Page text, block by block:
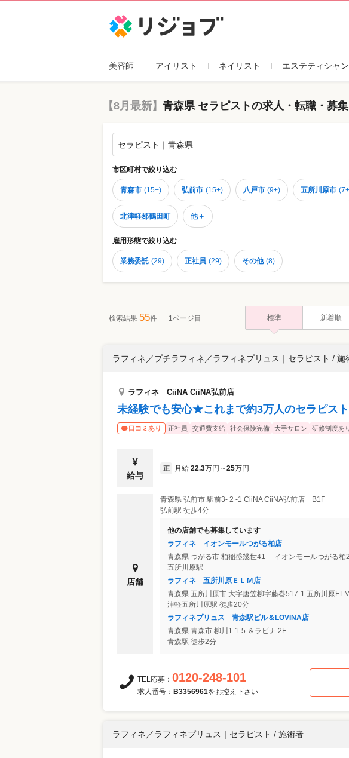
美容師 アイリスト ネイリスト エステティシャン
【8月最新】 青森県 セラピストの求人・転職・募集
セラピスト｜青森県
市区町村で絞り込む
青森市 (15+) 弘前市 (15+) 八戸市 (9+) 五所川原市 (7+
北津軽郡鶴田町 他＋
雇用形態で絞り込む
業務委託 (29) 正社員 (29) その他 (8)
検索結果 55件 1ページ目 標準 新着順
ラフィネ／プチラフィネ／ラフィネプリュス ｜ セラピスト / 施
ラフィネ CiiNA CiiNA弘前店
未経験でも安心★これまで約3万人のセラピス
口コミあり 正社員 交通費支給 社会保険完備 大手サロン 研修制度あ
給与
正 月給 22.3万円 ~ 25万円
店舗
青森県 弘前市 駅前3- 2 -1 CiiNA CiiNA弘前店 B1F
弘前駅 徒歩4分
他の店舗でも募集しています
ラフィネ イオンモールつがる柏店
青森県 つがる市 柏稲盛幾世41 イオンモールつがる柏
五所川原駅
ラフィネ 五所川原ＥＬＭ店
青森県 五所川原市 大字唐笠柳字藤巻517-1 五所川原
津軽五所川原駅 徒歩20分
ラフィネプリュス 青森駅ビル＆LOVINA店
青森県 青森市 柳川1-1-5 ＆ラビナ 2F
青森駅 徒歩2分
TEL応募： 0120-248-101
求人番号： B3356961をお控え下さい
ラフィネ／ラフィネプリュス ｜ セラピスト / 施術者